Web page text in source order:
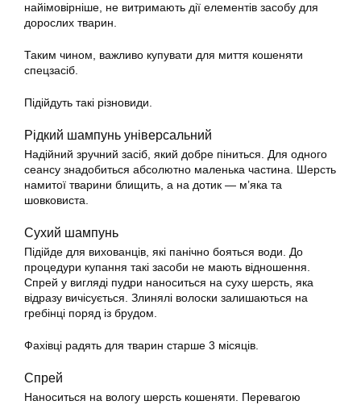
найімовірніше, не витримають дії елементів засобу для
дорослих тварин.
Таким чином, важливо купувати для миття кошеняти
спецзасіб.
Підійдуть такі різновиди.
Рідкий шампунь універсальний
Надійний зручний засіб, який добре піниться. Для одного
сеансу знадобиться абсолютно маленька частина. Шерсть
намитої тварини блищить, а на дотик — м’яка та
шовковиста.
Сухий шампунь
Підійде для вихованців, які панічно бояться води. До
процедури купання такі засоби не мають відношення.
Спрей у вигляді пудри наноситься на суху шерсть, яка
відразу вичісується. Злинялі волоски залишаються на
гребінці поряд із брудом.
Фахівці радять для тварин старше 3 місяців.
Спрей
Наноситься на вологу шерсть кошеняти. Перевагою